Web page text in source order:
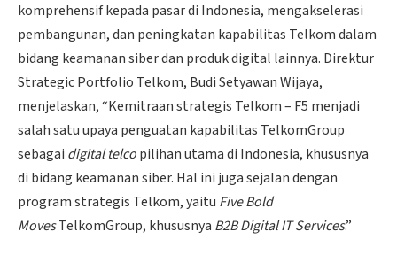
komprehensif kepada pasar di Indonesia, mengakselerasi
pembangunan, dan peningkatan kapabilitas Telkom dalam
bidang keamanan siber dan produk digital lainnya. Direktur
Strategic Portfolio Telkom, Budi Setyawan Wijaya,
menjelaskan, “Kemitraan strategis Telkom – F5 menjadi
salah satu upaya penguatan kapabilitas TelkomGroup
sebagai digital telcopilihan utama di Indonesia, khususnya
di bidang keamanan siber. Hal ini juga sejalan dengan
program strategis Telkom, yaitu Five Bold
MovesTelkomGroup, khususnya B2B Digital IT Services.”